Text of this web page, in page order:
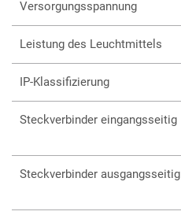
Versorgungsspannung
Leistung des Leuchtmittels
IP-Klassifizierung
Steckverbinder eingangsseitig
Steckverbinder ausgangsseitig